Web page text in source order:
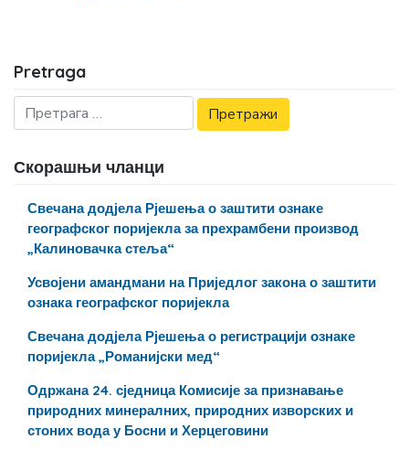
Pretraga
Скорашњи чланци
Свечана додјела Рјешења о заштити ознаке
географског поријекла за прехрамбени производ
„Калиновачка стеља“
Усвојени амандмани на Приједлог закона о заштити
ознака географског поријекла
Свечана додјела Рјешења о регистрацији ознаке
поријекла „Романијски мед“
Одржана 24. сједница Комисије за признавање
природних минералних, природних изворских и
стоних вода у Босни и Херцеговини